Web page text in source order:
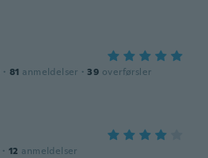
· 81 anmeldelser · 39 overførsler
· 12 anmeldelser